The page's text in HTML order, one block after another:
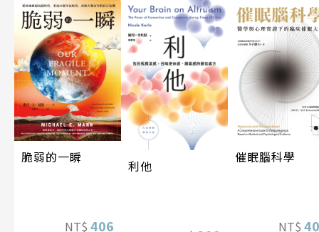
脆弱的一瞬
NT$ 406
利他
催眠腦科學
NT$